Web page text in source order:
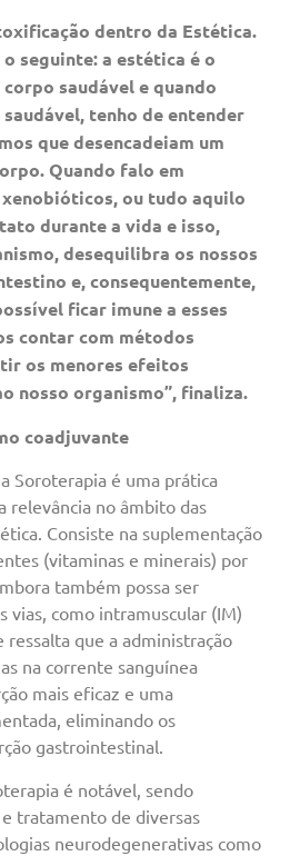
dentro da Estética.
seguinte: a estética é o
saudável e quando
tenho de entender
que desencadeiam um
Quando falo em
ou tudo aquilo
durante a vida e isso,
desequilibra os nossos
e, consequentemente,
ficar imune a esses
contar com métodos
os menores efeitos
nosso organismo”, finaliza.
coadjuvante
Soroterapia é uma prática
relevância no âmbito das
Consiste na suplementação
(vitaminas e minerais) por
também possa ser
vias, como intramuscular (IM)
ressalta que a administração
na corrente sanguínea
mais eficaz e uma
eliminando os
gastrointestinal.
é notável, sendo
tratamento de diversas
neurodegenerativas como